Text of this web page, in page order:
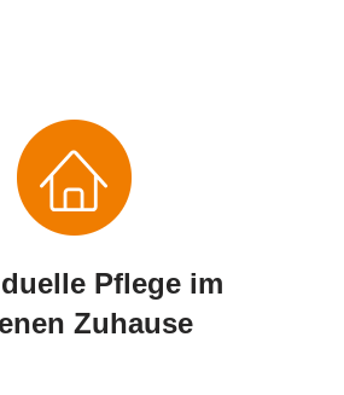
Pflege im
Zuhause